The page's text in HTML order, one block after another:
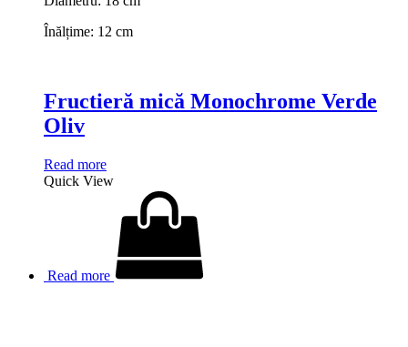
Înălțime: 12 cm
Fructieră mică Monochrome Verde
Oliv
Read more
Quick View
Read more